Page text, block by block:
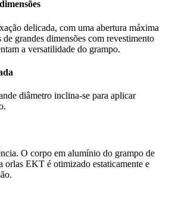
delicada, com uma abertura máxima
grandes dimensões com revestimento
a versatilidade do grampo.
diâmetro inclina-se para aplicar
O corpo em alumínio do grampo de
orlas EKT é otimizado estaticamente e